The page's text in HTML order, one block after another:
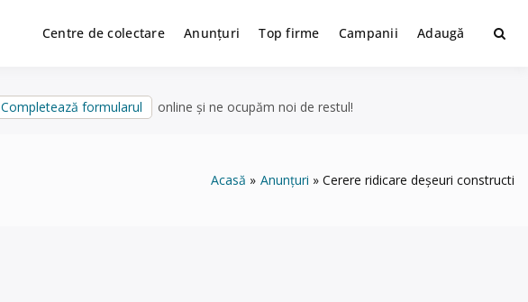
Centre de colectare Anunțuri Top firme Campanii Adaugă
Completează formularul online și ne ocupăm noi de restul!
Acasă Anunțuri Cerere ridicare deșeuri constructi